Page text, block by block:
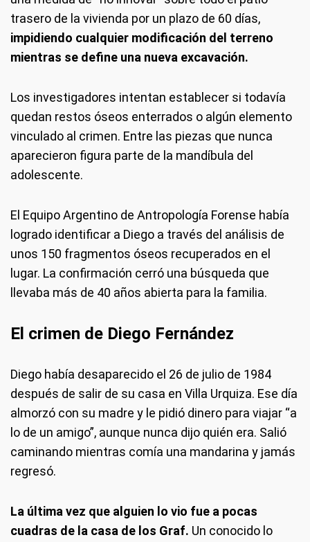
trasero de la vivienda por un plazo de 60 días,
impidiendo cualquier modificación del terreno
mientras se define una nueva excavación.
Los investigadores intentan establecer si todavía
quedan restos óseos enterrados o algún elemento
vinculado al crimen. Entre las piezas que nunca
aparecieron figura parte de la mandíbula del
adolescente.
El Equipo Argentino de Antropología Forense había
logrado identificar a Diego a través del análisis de
unos 150 fragmentos óseos recuperados en el
lugar. La confirmación cerró una búsqueda que
llevaba más de 40 años abierta para la familia.
El crimen de Diego Fernández
Diego había desaparecido el 26 de julio de 1984
después de salir de su casa en Villa Urquiza. Ese día
almorzó con su madre y le pidió dinero para viajar “a
lo de un amigo”, aunque nunca dijo quién era. Salió
caminando mientras comía una mandarina y jamás
regresó.
La última vez que alguien lo vio fue a pocas
cuadras de la casa de los Graf. Un conocido lo